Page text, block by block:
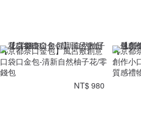
【京都奈口金包】風呂敷創意
口袋口金包-清新自然柚子花/零
錢包
NT$ 980
【京都
創作小
質感禮